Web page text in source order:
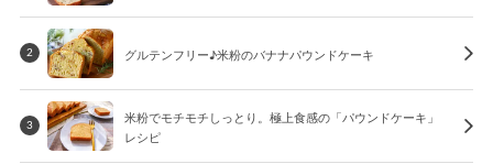
2 グルテンフリー♪米粉のバナナパウンドケーキ
3
米粉でモチモチしっとり。極上食感の「パウンドケーキ」
レシピ